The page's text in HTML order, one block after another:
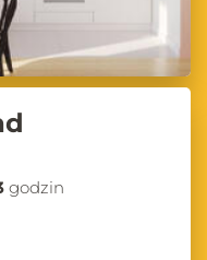
godzin